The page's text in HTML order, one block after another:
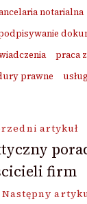
notarialna
praca
prawne
artykuł
firm
Następny